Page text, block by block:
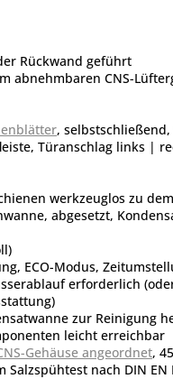
Rückwand geführt
abnehmbaren CNS-
,
Türanschlag links |
werkzeuglos zu
abgesetzt,
ECO-Modus,
erforderlich
zur Reinigung
leicht erreichbar
Gehäuse angeordnet,
nach DIN EN